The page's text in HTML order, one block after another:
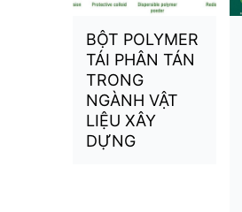
BỘT POLYMER
TÁI PHÂN TÁN
TRONG
NGÀNH VẬT
LIỆU XÂY
DỰNG